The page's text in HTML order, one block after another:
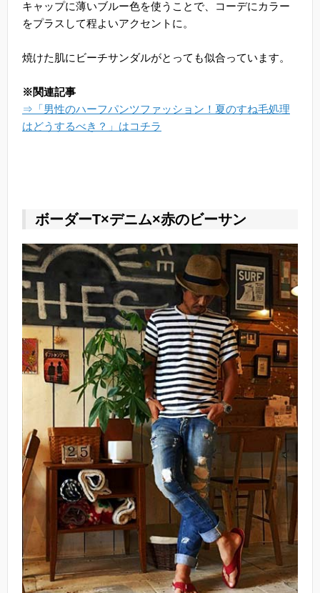
キャップに薄いブルー色を使うことで、コーデにカラー
をプラスして程よいアクセントに。
焼けた肌にビーチサンダルがとっても似合っています。
※関連記事
⇒「男性のハーフパンツファッション！夏のすね毛処理
はどうするべき？」はコチラ
ボーダーT×デニム×赤のビーサン